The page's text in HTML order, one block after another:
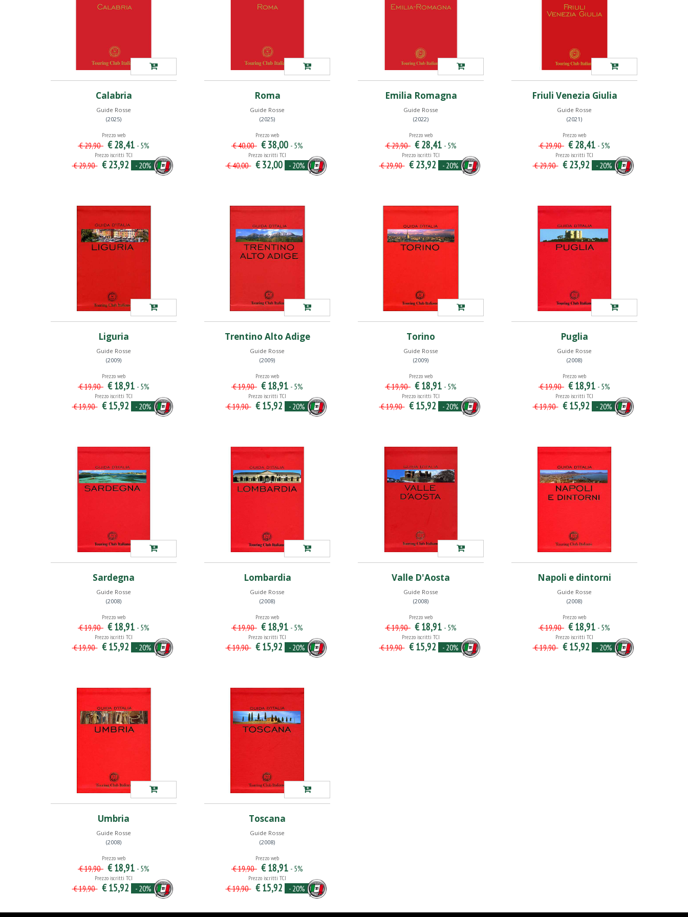
Calabria
Guide Rosse
(2025)
Prezzo web
€ 29,90 € 28,41 - 5%
Prezzo iscritti TCI
€ 29,90 € 23,92 - 20%
Roma
Guide Rosse
(2025)
Prezzo web
€ 40,00 € 38,00 - 5%
Prezzo iscritti TCI
€ 40,00 € 32,00 - 20%
Emilia Romagna
Guide Rosse
(2022)
Prezzo web
€ 29,90 € 28,41 - 5%
Prezzo iscritti TCI
€ 29,90 € 23,92 - 20%
Friuli Venezia Giulia
Guide Rosse
(2021)
Prezzo web
€ 29,90 € 28,41 - 5%
Prezzo iscritti TCI
€ 29,90 € 23,92 - 20%
Liguria
Guide Rosse
(2009)
Prezzo web
€ 19,90 € 18,91 - 5%
Prezzo iscritti TCI
€ 19,90 € 15,92 - 20%
Trentino Alto Adige
Guide Rosse
(2009)
Prezzo web
€ 19,90 € 18,91 - 5%
Prezzo iscritti TCI
€ 19,90 € 15,92 - 20%
Torino
Guide Rosse
(2009)
Prezzo web
€ 19,90 € 18,91 - 5%
Prezzo iscritti TCI
€ 19,90 € 15,92 - 20%
Puglia
Guide Rosse
(2008)
Prezzo web
€ 19,90 € 18,91 - 5%
Prezzo iscritti TCI
€ 19,90 € 15,92 - 20%
Sardegna
Guide Rosse
(2008)
Prezzo web
€ 19,90 € 18,91 - 5%
Prezzo iscritti TCI
€ 19,90 € 15,92 - 20%
Lombardia
Guide Rosse
(2008)
Prezzo web
€ 19,90 € 18,91 - 5%
Prezzo iscritti TCI
€ 19,90 € 15,92 - 20%
Valle D'Aosta
Guide Rosse
(2008)
Prezzo web
€ 19,90 € 18,91 - 5%
Prezzo iscritti TCI
€ 19,90 € 15,92 - 20%
Napoli e dintorni
Guide Rosse
(2008)
Prezzo web
€ 19,90 € 18,91 - 5%
Prezzo iscritti TCI
€ 19,90 € 15,92 - 20%
Umbria
Guide Rosse
(2008)
Prezzo web
€ 19,90 € 18,91 - 5%
Prezzo iscritti TCI
€ 19,90 € 15,92 - 20%
Toscana
Guide Rosse
(2008)
Prezzo web
€ 19,90 € 18,91 - 5%
Prezzo iscritti TCI
€ 19,90 € 15,92 - 20%